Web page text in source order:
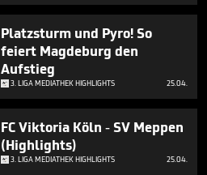
Platzsturm und Pyro! So
feiert Magdeburg den
Aufstieg
3. LIGA MEDIATHEK HIGHLIGHTS 25.04.
FC Viktoria Köln - SV Meppen
(Highlights)
3. LIGA MEDIATHEK HIGHLIGHTS 25.04.